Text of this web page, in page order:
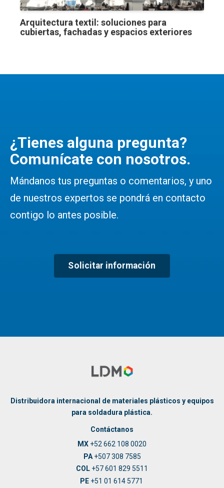
Arquitectura textil: soluciones para
cubiertas, fachadas y espacios exteriores
¿Tienes alguna pregunta?
Comunícate con nosotros.
Mándanos tus preguntas o comentarios, y uno
de nuestros expertos se pondrá en contacto
contigo lo antes posible.
Solicitar información
Distribuidora internacional de materiales plásticos y equipos
para soldadura plástica.
Contáctanos
MX +52 662 108 0020
PA+507 308 7585
COL +57 601 829 5511
PE +51 01 614 5771